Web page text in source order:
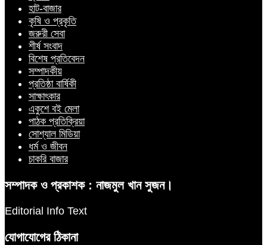
হাট-বাজার
কৃষি ও প্রকৃতি
জরুরী সেবা
শীর্ষ সংবাদ
বিশেষ প্রতিবেদন
সম্পাদকীয়
প্রতিষ্ঠা বার্ষিকী
সাক্ষাৎকার
একুশে বই মেলা
পাঠক প্রতিক্রিয়া
সোশ্যাল মিডিয়া
ধর্ম ও জীবন
চাকরি বাজার
সম্পাদক ও প্রকাশক : নাজমুল খান সুজন।
Editorial Info Text
যোগাযোগের ঠিকানা